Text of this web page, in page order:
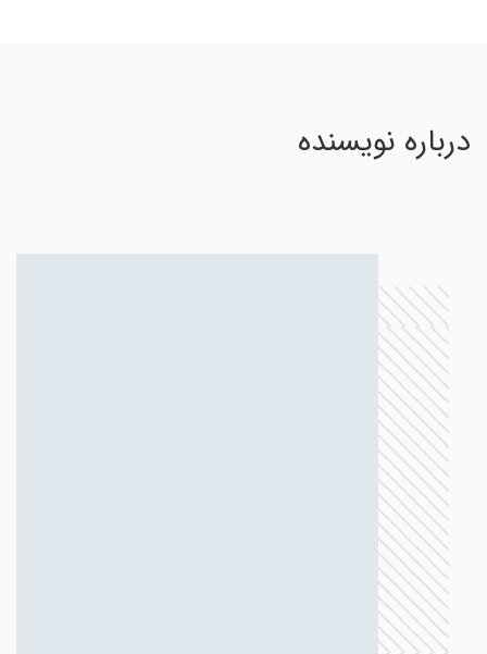
درباره نویسنده